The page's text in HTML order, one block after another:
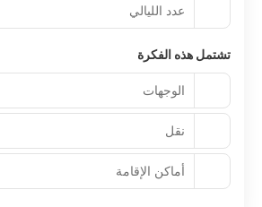
عدد الليالي
تشتمل هذه الفكرة
الوجهات
نقل
أماكن الإقامة